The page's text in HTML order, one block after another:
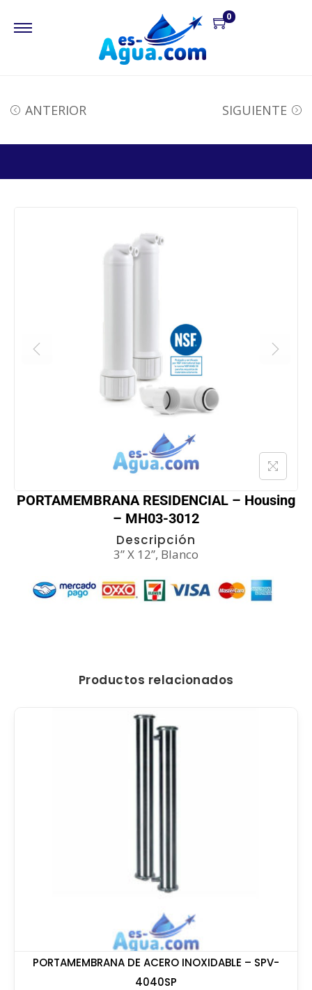
0
ANTERIOR SIGUIENTE
PORTAMEMBRANA RESIDENCIAL – Housing
– MH03-3012
Descripción
3” X 12”, Blanco
Productos relacionados
PORTAMEMBRANA DE ACERO INOXIDABLE – SPV-
4040SP